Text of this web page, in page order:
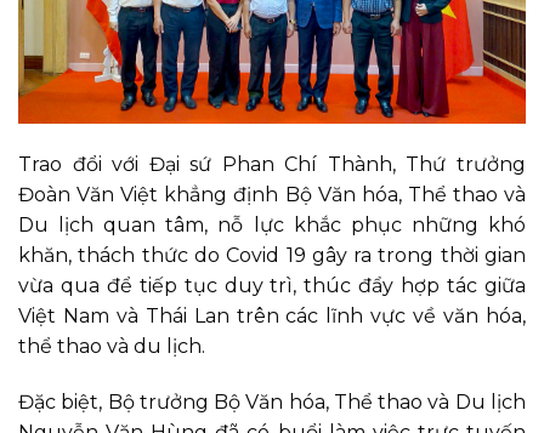
Trao đổi với Đại sứ Phan Chí Thành, Thứ trưởng
Đoàn Văn Việt khẳng định Bộ Văn hóa, Thể thao và
Du lịch quan tâm, nỗ lực khắc phục những khó
khăn, thách thức do Covid 19 gây ra trong thời gian
vừa qua để tiếp tục duy trì, thúc đẩy hợp tác giữa
Việt Nam và Thái Lan trên các lĩnh vực về văn hóa,
thể thao và du lịch.
Đặc biệt, Bộ trưởng Bộ Văn hóa, Thể thao và Du lịch